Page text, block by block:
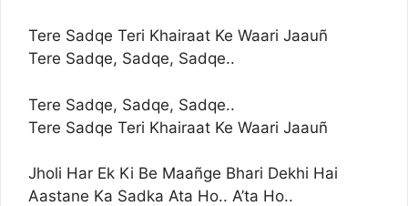
Tere Sadqe Teri Khairaat Ke Waari Jaauñ
Tere Sadqe, Sadqe, Sadqe..
Tere Sadqe, Sadqe, Sadqe..
Tere Sadqe Teri Khairaat Ke Waari Jaauñ
Jholi Har Ek Ki Be Maañge Bhari Dekhi Hai
Aastane Ka Sadka Ata Ho.. A’ta Ho..